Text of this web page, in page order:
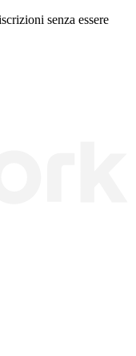
senza essere